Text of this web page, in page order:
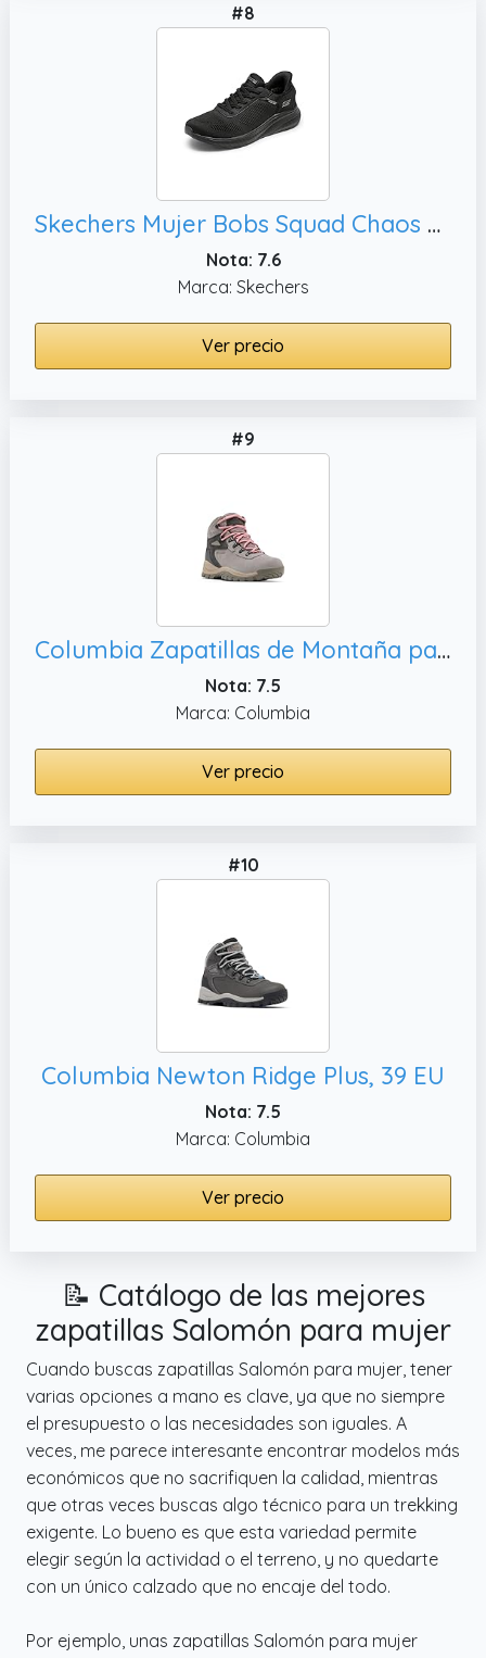
#8
Skechers Mujer Bobs Squad Chaos Current Muse Slip-In ENTRENADOR, 37.5 EU
Nota: 7.6
Marca: Skechers
Ver precio
#9
Columbia Zapatillas de Montaña para Mujer, NEWTON RIDGE PLUS WATERPROOF AMPED
Nota: 7.5
Marca: Columbia
Ver precio
#10
Columbia Newton Ridge Plus, 39 EU
Nota: 7.5
Marca: Columbia
Ver precio
📝 Catálogo de las mejores
zapatillas Salomón para mujer
Cuando buscas zapatillas Salomón para mujer, tener
varias opciones a mano es clave, ya que no siempre
el presupuesto o las necesidades son iguales. A
veces, me parece interesante encontrar modelos más
económicos que no sacrifiquen la calidad, mientras
que otras veces buscas algo técnico para un trekking
exigente. Lo bueno es que esta variedad permite
elegir según la actividad o el terreno, y no quedarte
con un único calzado que no encaje del todo.
Por ejemplo, unas zapatillas Salomón para mujer